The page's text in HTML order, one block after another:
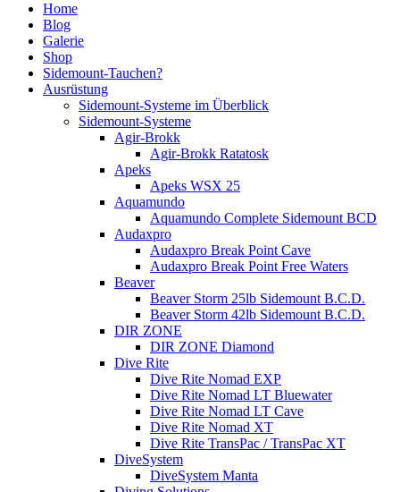
Home
Blog
Galerie
Shop
Sidemount-Tauchen?
Ausrüstung
Sidemount-Systeme im Überblick
Sidemount-Systeme
Agir-Brokk
Agir-Brokk Ratatosk
Apeks
Apeks WSX 25
Aquamundo
Aquamundo Complete Sidemount BCD
Audaxpro
Audaxpro Break Point Cave
Audaxpro Break Point Free Waters
Beaver
Beaver Storm 25lb Sidemount B.C.D.
Beaver Storm 42lb Sidemount B.C.D.
DIR ZONE
DIR ZONE Diamond
Dive Rite
Dive Rite Nomad EXP
Dive Rite Nomad LT Bluewater
Dive Rite Nomad LT Cave
Dive Rite Nomad XT
Dive Rite TransPac / TransPac XT
DiveSystem
DiveSystem Manta